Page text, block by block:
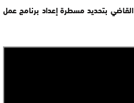
بالجماعات؛ وبناء على المرسوم 301-16-2 القاضي بتحديد مسطرة إعداد برنامج عمل